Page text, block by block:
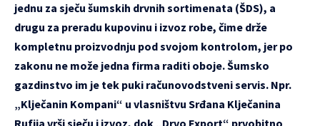
jednu za sječu šumskih drvnih sortimenata (ŠDS), a
drugu za preradu kupovinu i izvoz robe, čime drže
kompletnu proizvodnju pod svojom kontrolom, jer po
zakonu ne može jedna firma raditi oboje. Šumsko
gazdinstvo im je tek puki računovodstveni servis. Npr.
„Klječanin Kompani“ u vlasništvu Srđana Klječanina